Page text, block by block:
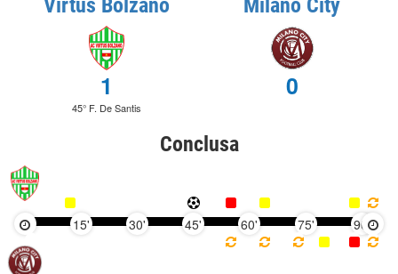
Virtus Bolzano
1
45° F. De Santis
Milano City
0
Conclusa
15' 30' 45' 60' 75' 90'